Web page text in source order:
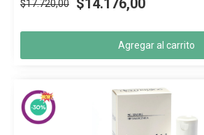
$17.720,00 $14.176,00
Agregar al carrito